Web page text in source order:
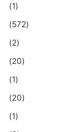
(1)
(572)
(2)
(20)
(1)
(20)
(1)